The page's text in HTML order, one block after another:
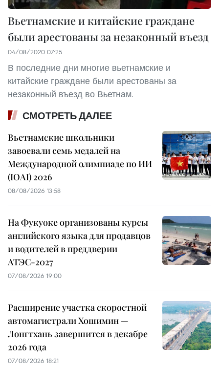
Вьетнамские и китайские граждане
были арестованы за незаконный въезд
04/08/2020 07:25
В последние дни многие вьетнамские и
китайские граждане были арестованы за
незаконный въезд во Вьетнам.
СМОТРЕТЬ ДАЛЕЕ
Вьетнамские школьники
завоевали семь медалей на
Международной олимпиаде по ИИ
(IOAI) 2026
08/08/2026 13:58
На Фукуоке организованы курсы
английского языка для продавцов
и водителей в преддверии
АТЭС-2027
07/08/2026 19:00
Расширение участка скоростной
автомагистрали Хошимин —
Лонгтхань завершится в декабре
2026 года
07/08/2026 18:21